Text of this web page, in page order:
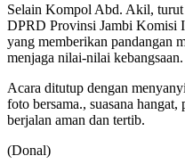
Selain Kompol Abd. Akil, turut
DPRD Provinsi Jambi Komisi
yang memberikan pandangan
menjaga nilai-nilai kebangsaan.
Acara ditutup dengan
foto bersama., suasana hangat,
berjalan aman dan tertib.
(Donal)